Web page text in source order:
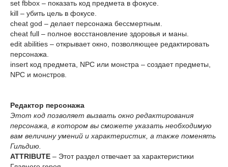
set fbbox – показать код предмета в фокусе.
kill – убить цель в фокусе.
cheat god – делает персонажа бессмертным.
cheat full – полное восстановление здоровья и маны.
edit abilities – открывает окно, позволяющее редактировать
персонажа.
insert код предмета, NPC или монстра – создает предметы,
NPC и монстров.
Редактор персонажа
Этот код позволяет вызвать окно редактирования
персонажа, в котором вы сможете указать необходимую
вам величину умений и характеристик, а также поменять
Гильдию.
ATTRIBUTE – Этот раздел отвечает за характеристики